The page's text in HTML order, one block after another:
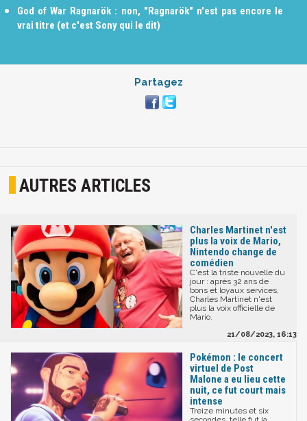
God of War Ragnarök : non, "Ragnarök" n'est pas encore le
vrai titre (et c'est Sony qui le dit)
Partagez
AUTRES ARTICLES
Charles Martinet n'est
plus la voix de Mario,
Nintendo change de
comédien
C'est la triste nouvelle du
jour : après 32 ans de
bons et loyaux services,
Charles Martinet n'est
plus la voix officielle de
Mario.
21/08/2023, 16:13
Pokémon : le concert
virtuel de Post
Malone a eu lieu cette
nuit, ce fut court mais
intense
Treize minutes et six